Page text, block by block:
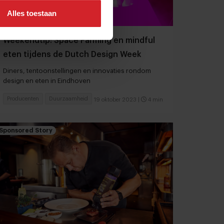
Alles toestaan
Weekendtip: Space Farming en mindful
eten tijdens de Dutch Design Week
Diners, tentoonstellingen en innovaties rondom
design en eten in Eindhoven
19 oktober 2023 4 min
Producenten Duurzaamheid
Sponsored Story